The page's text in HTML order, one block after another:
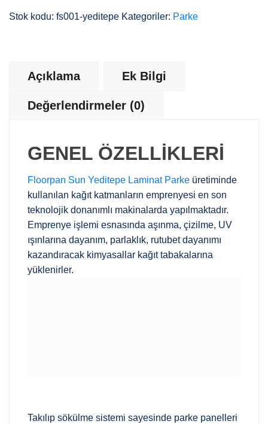
Stok kodu: fs001-yeditepe Kategoriler: Parke
Açıklama Ek Bilgi
Değerlendirmeler (0)
GENEL ÖZELLİKLERİ
Floorpan Sun Yeditepe Laminat Parke üretiminde
kullanılan kağıt katmanların emprenyesi en son
teknolojik donanımlı makinalarda yapılmaktadır.
Emprenye işlemi esnasında aşınma, çizilme, UV
ışınlarına dayanım, parlaklık, rutubet dayanımı
kazandıracak kimyasallar kağıt tabakalarına
yüklenirler.
Takılıp sökülme sistemi sayesinde parke panelleri